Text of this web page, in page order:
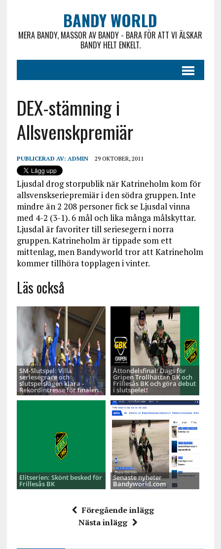
BANDY WORLD
MERA BANDY, MASSOR AV BANDY - BARA FÖR ATT VI ÄLSKAR
BANDY HELT ENKELT.
DEX-stämning i
Allsvenskpremiär
PUBLICERAD AV: ADMIN 29 OKTOBER, 2011
Ljusdal drog storpublik när Katrineholm kom för
allsvenskseriepremiär i den södra gruppen. Inte
mindre än 2 208 personer fick se Ljusdal vinna
med 4-2 (3-1). 6 mål och lika många målskyttar.
Ljusdal är favoriter till seriesegern i norra
gruppen. Katrineholm är tippade som ett
mittenlag, men Bandyworld tror att Katrineholm
kommer tillhöra topplagen i vinter.
Läs också
SM-Slutspel: Villa
seriesegrare och
slutspelslagen klara -
Rekordintresse för finalen
Åttondelsfinal: Dags för
Gripen Trollhättan BK och
Frillesås BK och göra debut
i slutspelet!
Elitserien: Skönt besked för
Frillesås BK
Senaste nyheter
Bandyworld.com
Föregående inlägg
Nästa inlägg